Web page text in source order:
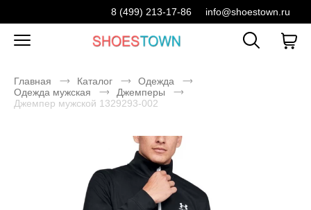
8 (499) 213-17-86 info@shoestown.ru
Главная Каталог
Одежда
Одежда мужская
Джемперы
Джемпер мужской 1329293-002